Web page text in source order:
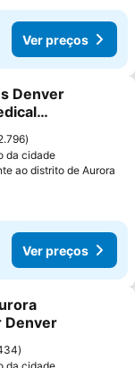
Ver preços
favoritos
Denver
da cidade
ao distrito de Aurora
Ver preços
favoritos
Denver